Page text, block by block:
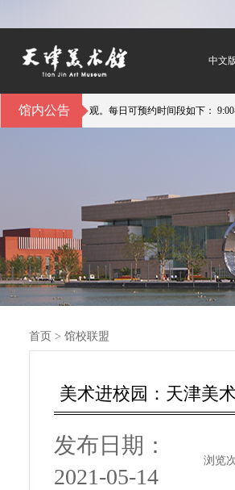
中文
馆内公告
预约参观。每日可预约时间段如下： 9:00-11:00；
首页 > 馆校联盟
美术进校园：天津美
发布日期：
2021-05-14
浏览